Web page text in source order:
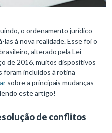
o ordenamento jurídico
las à nova realidade. Esse foi o
alterado pela Lei
de 2016, muitos dispositivos
foram incluídos à rotina
sobre a principais mudanças
este artigo!
de conflitos